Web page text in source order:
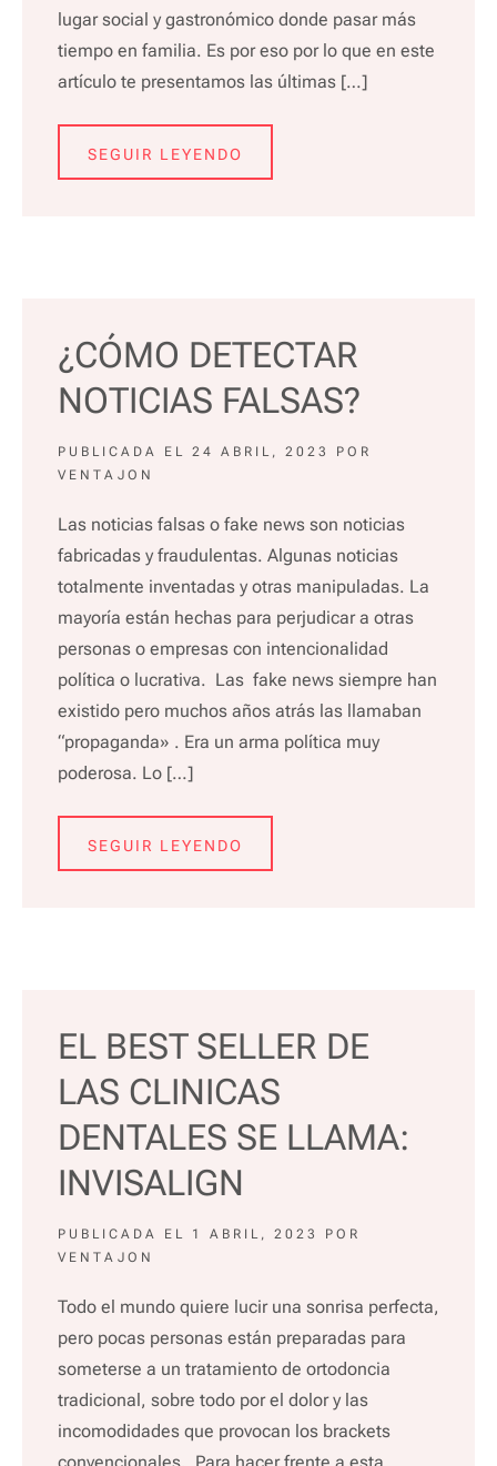
lugar social y gastronómico donde pasar más
tiempo en familia. Es por eso por lo que en este
artículo te presentamos las últimas […]
SEGUIR LEYENDO
¿CÓMO DETECTAR
NOTICIAS FALSAS?
PUBLICADA EL 24 ABRIL, 2023
POR
VENTAJON
Las noticias falsas o fake news son noticias
fabricadas y fraudulentas. Algunas noticias
totalmente inventadas y otras manipuladas. La
mayoría están hechas para perjudicar a otras
personas o empresas con intencionalidad
política o lucrativa. Las fake news siempre han
existido pero muchos años atrás las llamaban
“propaganda» . Era un arma política muy
poderosa. Lo […]
SEGUIR LEYENDO
EL BEST SELLER DE
LAS CLINICAS
DENTALES SE LLAMA:
INVISALIGN
PUBLICADA EL 1 ABRIL, 2023
POR
VENTAJON
Todo el mundo quiere lucir una sonrisa perfecta,
pero pocas personas están preparadas para
someterse a un tratamiento de ortodoncia
tradicional, sobre todo por el dolor y las
incomodidades que provocan los brackets